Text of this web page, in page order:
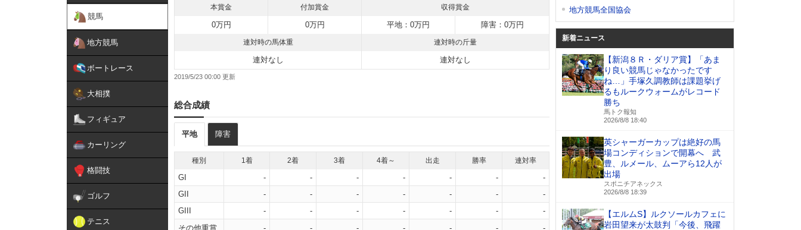
競馬
地方競馬
ボートレース
大相撲
フィギュア
カーリング
格闘技
ゴルフ
テニス
本賞金 付加賞金 収得賞金
0万円 0万円 平地：0万円 障害：0万円
連対時の馬体重 連対時の斤量
連対なし 連対なし
2019/5/23 00:00
総合成績
平地 障害
種別 1着 2着 3着 4着～ 出走 勝率 連対率
GI - - - - - -
-
GII
- - - - - -
-
GIII
- - - - - -
-
その他重賞
- - - - - - -
地方競馬全国協会
新着ニュース
【新潟８Ｒ・ダリア賞】「あま
り良い競馬じゃなかったです
ね…」手塚久調教師は課題挙げ
るもルークウォームがレコード
勝ち
馬トク報知
2026/8/8 18:40
英シャーガーカップは絶好の馬
場コンディションで開幕へ 武
豊、ルメール、ムーアら12人が
出場
スポニチアネックス
2026/8/8 18:39
【エルムS】ルクソールカフェに
岩田望来が太鼓判「今後、飛躍